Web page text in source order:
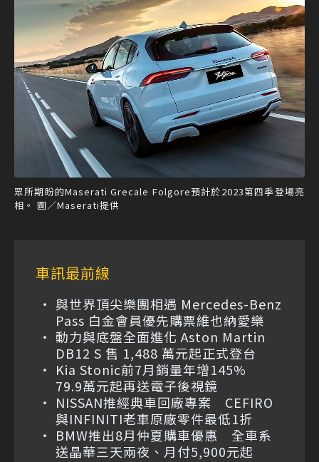
眾所期盼的Maserati Grecale Folgore預計於2023第四季登場亮
相。 圖／Maserati提供
車訊最前線
與世界頂尖樂團相遇 Mercedes-Benz
Pass 白金會員優先購票維也納愛樂
動力與底盤全面進化 Aston Martin
DB12 S 售 1,488 萬元起正式登台
Kia Stonic前7月銷量年增145%
79.9萬元起再送電子後視鏡
NISSAN推經典車回廠專案 CEFIRO
與INFINITI老車原廠零件最低1折
BMW推出8月仲夏購車優惠 全車系
送晶華三天兩夜、月付5,900元起